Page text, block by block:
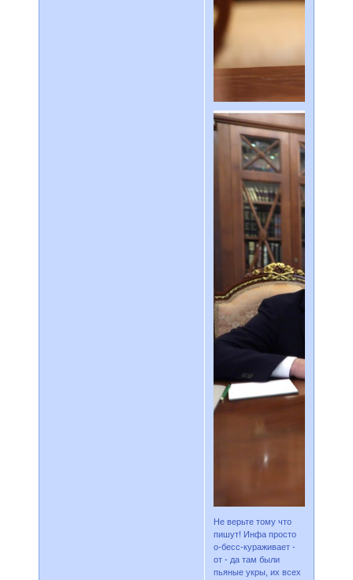
Не верьте тому что
пишут! Инфа просто
о-бесс-кураживает -
от - да там были
пьяные укры, их всех